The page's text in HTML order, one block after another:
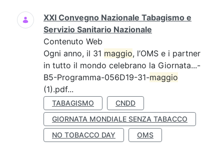
XXI Convegno Nazionale Tabagismo e
Servizio Sanitario Nazionale
Contenuto Web
Ogni anno, il 31 maggio, l’OMS e i partner
in tutto il mondo celebrano la Giornata...-
B5-Programma-056D19-31-maggio
(1).pdf...
TABAGISMO
CNDD
GIORNATA MONDIALE SENZA TABACCO
NO TOBACCO DAY
OMS